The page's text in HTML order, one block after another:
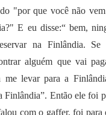
"por que você não
E eu disse:“ bem,
na Finlândia. Se
alguém que vai
me levar para a
Finlândia”. Então ele foi
com o gaffer, foi para